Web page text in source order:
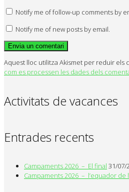
Notify me of follow-up comments by
Notify me of new posts by email.
Aquest lloc utilitza Akismet per reduir els
com es processen les dades dels
Activitats de vacances
Entrades recents
Campaments 2026 – El final 31/07/
Campaments 2026 – l’equador de